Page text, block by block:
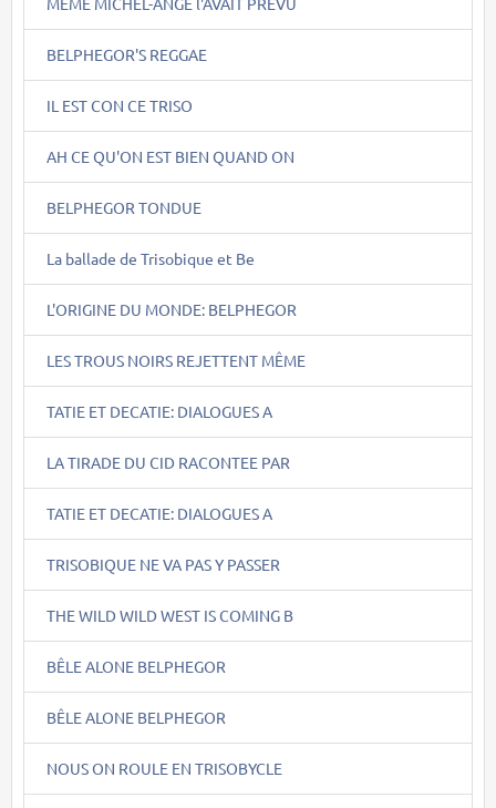
BELPHEGOR'S REGGAE
IL EST CON CE TRISO
AH CE QU'ON EST BIEN QUAND ON
BELPHEGOR TONDUE
La ballade de Trisobique et Be
L'ORIGINE DU MONDE: BELPHEGOR
LES TROUS NOIRS REJETTENT MÊME
TATIE ET DECATIE: DIALOGUES A
LA TIRADE DU CID RACONTEE PAR
TATIE ET DECATIE: DIALOGUES A
TRISOBIQUE NE VA PAS Y PASSER
THE WILD WILD WEST IS COMING B
BÊLE ALONE BELPHEGOR
BÊLE ALONE BELPHEGOR
NOUS ON ROULE EN TRISOBYCLE